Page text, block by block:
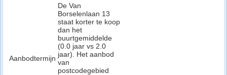
Aanbodtermijn
De Van
Borselenlaan 13
staat korter te koop
dan het
buurtgemiddelde
(0.0 jaar vs 2.0
jaar). Het aanbod
van
postcodegebied